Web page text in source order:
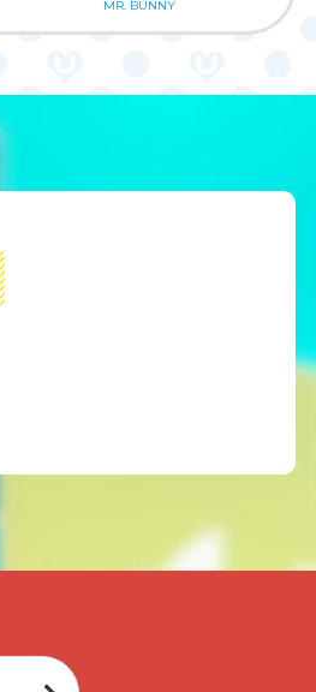
MR. BUNNY